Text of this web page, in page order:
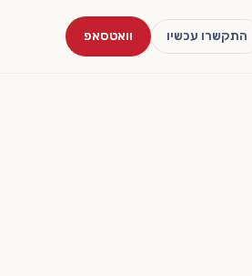
התקשרו עכשיו וואטסאפ